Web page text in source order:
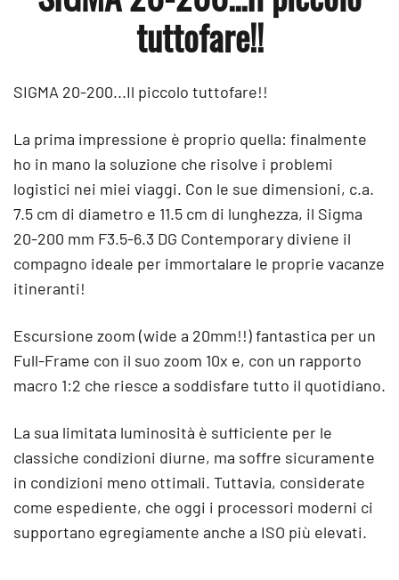
tuttofare!!
SIGMA 20-200...Il piccolo tuttofare!!
La prima impressione è proprio quella: finalmente
ho in mano la soluzione che risolve i problemi
logistici nei miei viaggi. Con le sue dimensioni, c.a.
7.5 cm di diametro e 11.5 cm di lunghezza, il Sigma
20-200 mm F3.5-6.3 DG Contemporary diviene il
compagno ideale per immortalare le proprie vacanze
itineranti!
Escursione zoom (wide a 20mm!!) fantastica per un
Full-Frame con il suo zoom 10x e, con un rapporto
macro 1:2 che riesce a soddisfare tutto il quotidiano.
La sua limitata luminosità è sufficiente per le
classiche condizioni diurne, ma soffre sicuramente
in condizioni meno ottimali. Tuttavia, considerate
come espediente, che oggi i processori moderni ci
supportano egregiamente anche a ISO più elevati.